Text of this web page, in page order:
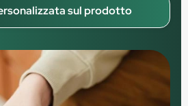
sul prodotto